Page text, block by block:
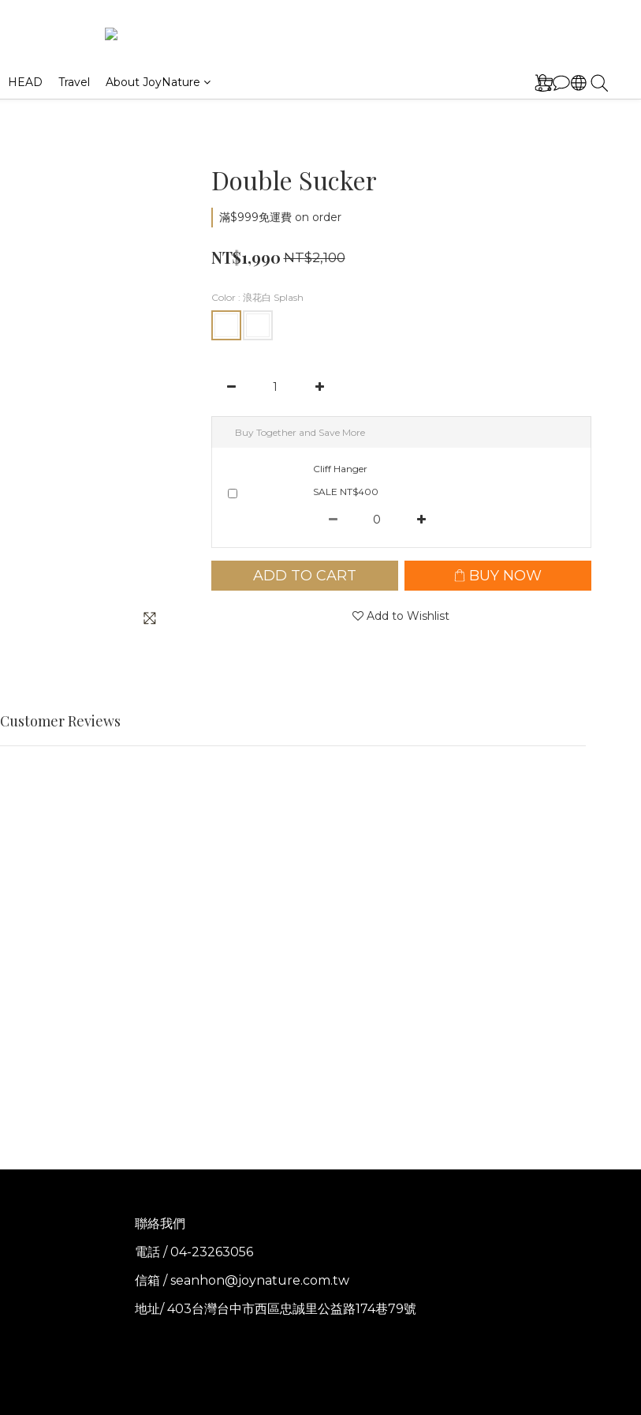
HEAD Travel About JoyNature
Double Sucker
滿$999免運費 on order
NT$1,990 NT$2,100
Color : 浪花白 Splash
Buy Together and Save More
Cliff Hanger
SALE NT$400
ADD TO CART BUY NOW
Add to Wishlist
Customer Reviews
聯絡我們
電話 / 04-23263056
信箱 / seanhon@joynature.com.tw
地址/ 403台灣台中市西區忠誠里公益路174巷79號